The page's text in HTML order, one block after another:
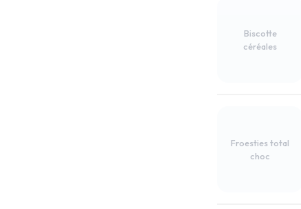
Biscotte
céréales
Froesties total
choc